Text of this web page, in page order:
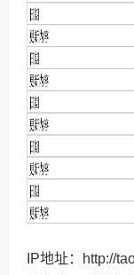
IP地址：http://